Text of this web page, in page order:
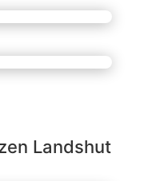
Landshut